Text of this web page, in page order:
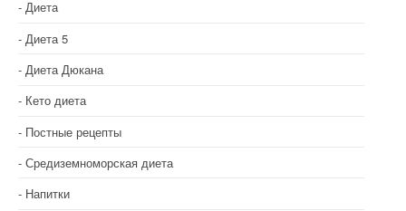
а
п
и
с
я
м
Диета
Диета 5
Диета Дюкана
Кето диета
Постные рецепты
Средиземноморская диета
Напитки